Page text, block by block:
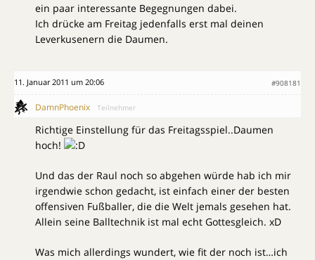
ein paar interessante Begegnungen dabei.
Ich drücke am Freitag jedenfalls erst mal deinen
Leverkusenern die Daumen.
11. Januar 2011 um 20:06 #908181
DamnPhoenix Teilnehmer
Richtige Einstellung für das Freitagsspiel..Daumen
hoch!
Und das der Raul noch so abgehen würde hab ich mir
irgendwie schon gedacht, ist einfach einer der besten
offensiven Fußballer, die die Welt jemals gesehen hat.
Allein seine Balltechnik ist mal echt Gottesgleich. xD
Was mich allerdings wundert, wie fit der noch ist…ich